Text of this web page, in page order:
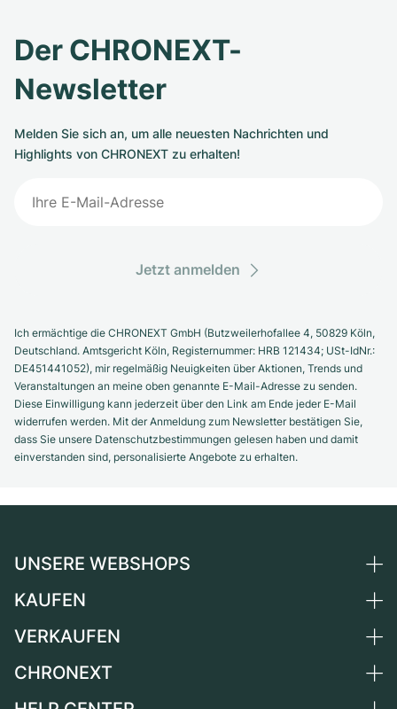
Der CHRONEXT-
Newsletter
Melden Sie sich an, um alle neuesten Nachrichten und
Highlights von CHRONEXT zu erhalten!
Jetzt anmelden
Ich ermächtige die CHRONEXT GmbH (Butzweilerhofallee 4, 50829 Köln,
Deutschland. Amtsgericht Köln, Registernummer: HRB 121434; USt-IdNr.:
DE451441052), mir regelmäßig Neuigkeiten über Aktionen, Trends und
Veranstaltungen an meine oben genannte E-Mail-Adresse zu senden.
Diese Einwilligung kann jederzeit über den Link am Ende jeder E-Mail
widerrufen werden. Mit der Anmeldung zum Newsletter bestätigen Sie,
dass Sie unsere Datenschutzbestimmungen gelesen haben und damit
einverstanden sind, personalisierte Angebote zu erhalten.
UNSERE WEBSHOPS
Deutschland
Schweiz
KAUFEN
Alle Luxusuhren
VERKAUFEN
Uhr verkaufen
CHRONEXT